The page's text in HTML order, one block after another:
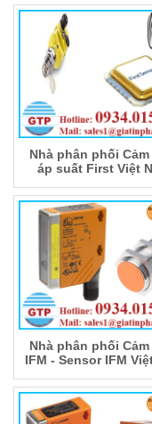
Nhà phân phối
áp suất First Việt
Nhà phân phối
IFM - Sensor IFM